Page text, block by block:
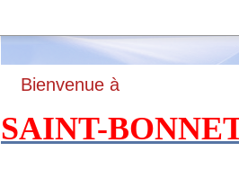
Bienvenue à
SAINT-